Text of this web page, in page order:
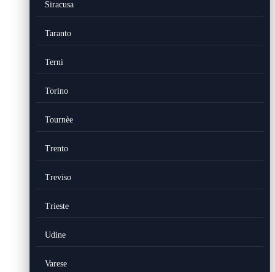
Siracusa
Taranto
Terni
Torino
Tournèe
Trento
Treviso
Trieste
Udine
Varese